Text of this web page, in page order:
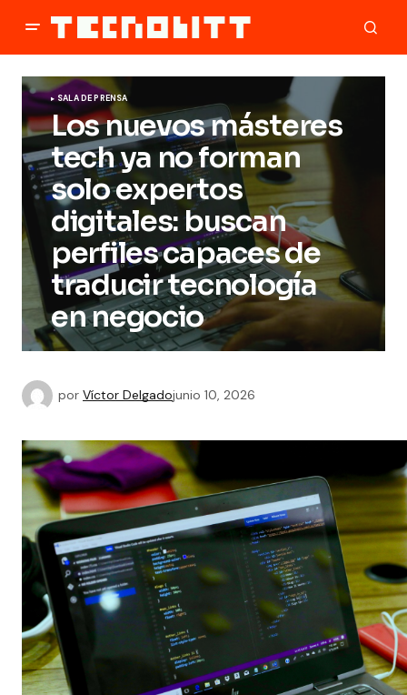
SALA DE PRENSA
Los nuevos másteres
tech ya no forman
solo expertos
digitales: buscan
perfiles capaces de
traducir tecnología
en negocio
por Víctor Delgadojunio 10, 2026